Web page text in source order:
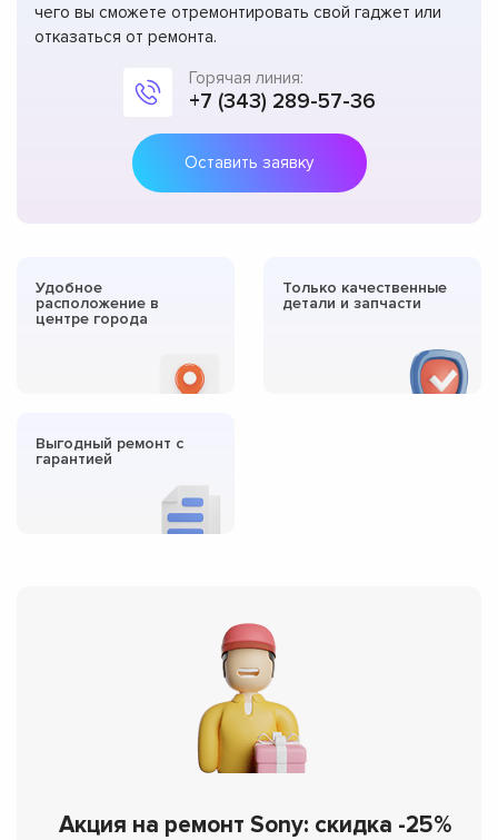
чего вы сможете отремонтировать свой гаджет или
отказаться от ремонта.
Горячая линия:
+7 (343) 289-57-36
Оставить заявку
Удобное
расположение в
центре города
Только качественные
детали и запчасти
Выгодный ремонт с
гарантией
Акция на ремонт Sony: скидка -25%